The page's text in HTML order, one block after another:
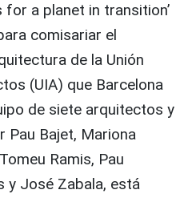
for a planet in transition’
comisariar el
de la Unión
(UIA) que Barcelona
de siete arquitectos y
Bajet, Mariona
Ramis, Pau
y José Zabala, está